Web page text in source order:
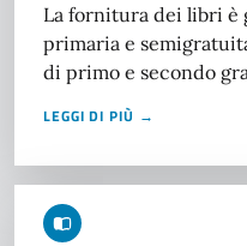
La fornitura dei libri è
primaria e
di primo e secondo
LEGGI DI PIÙ →